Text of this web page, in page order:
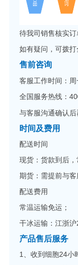
待我司销售核实订
如有疑问，可拨
售前咨询
客服工作时间：
全国服务热线：
与客服沟通确认
时间及费用
配送时间
现货：货款到后
期货：需提前与
配送费用
常温运输免运；
干冰运输：江浙
产品售后服务
1、收到细胞24小